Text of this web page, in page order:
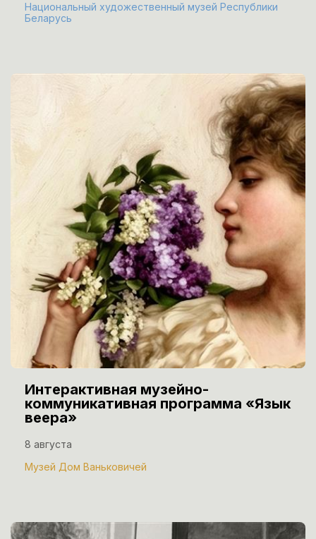
Национальный художественный музей Республики
Беларусь
Интерактивная музейно-
коммуникативная программа «Язык
веера»
8 августа
Музей Дом Ваньковичей